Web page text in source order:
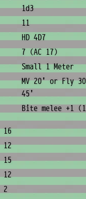
Stats
1d3
11
HD 4D7
7 (AC 17)
Small 1 Meter
MV 20' or Fly
45'
Bite melee +1
16
12
15
12
2